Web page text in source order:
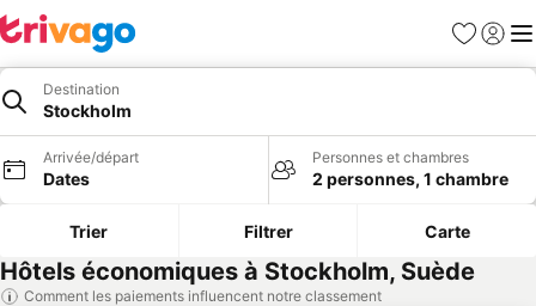
Favoris
Se
Destination
Stockholm
Arrivée/départ
Dates
Personnes et chambres
2 personnes, 1 chambre
Trier Filtrer Carte
Hôtels économiques à Stockholm, Suède
Comment les paiements influencent notre classement